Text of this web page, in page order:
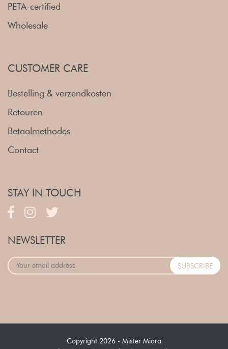
PETA-certified
Wholesale
CUSTOMER CARE
Bestelling & verzendkosten
Retouren
Betaalmethodes
Contact
STAY IN TOUCH
NEWSLETTER
Copyright 2026 - Mister Miara